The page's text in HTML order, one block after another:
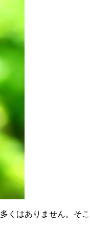
はありません。そ